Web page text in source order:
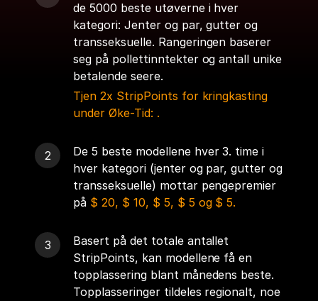
de 5000 beste utøverne i hver
kategori: Jenter og par, gutter og
transseksuelle. Rangeringen baserer
seg på pollettinntekter og antall unike
betalende seere.
Tjen 2x StripPoints for kringkasting
under Øke-Tid: .
De 5 beste modellene hver 3. time i
hver kategori (jenter og par, gutter og
transseksuelle) mottar pengepremier
på $ 20, $ 10, $ 5, $ 5 og $ 5.
Basert på det totale antallet
StripPoints, kan modellene få en
topplassering blant månedens beste.
Topplasseringer tildeles regionalt, noe